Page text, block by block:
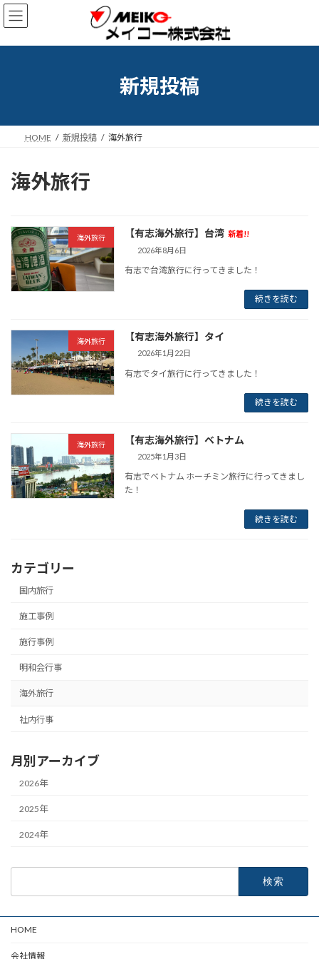
コ
ン
ン
ナ
ビ
ー
新規投稿
HOME 新規投稿 海外旅行
海外旅行
海外旅行 【有志海外旅行】台湾 新着!!
2026年8月6日
有志で台湾旅行に行ってきました！
続きを読む
海外旅行 【有志海外旅行】タイ
2026年1月22日
有志でタイ旅行に行ってきました！
続きを読む
海外旅行 【有志海外旅行】ベトナム
2025年1月3日
有志でベトナム ホーチミン旅行に行ってきまし
た！
続きを読む
カテゴリー
国内旅行
施工事例
施行事例
明和会行事
海外旅行
社内行事
月別アーカイブ
2026年
2025年
2024年
HOME
会社情報